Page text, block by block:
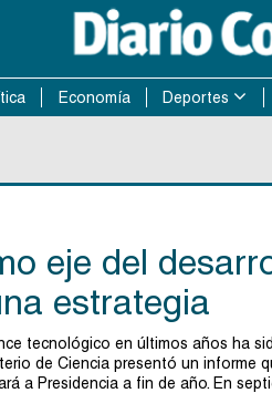
Economía Deportes
eje del
estrategia
tecnológico en últimos años ha
de Ciencia presentó un informe
a Presidencia a fin de año. En